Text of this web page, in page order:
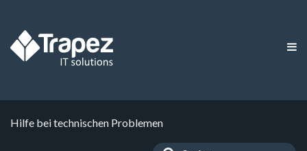
Hilfe bei technischen Problemen